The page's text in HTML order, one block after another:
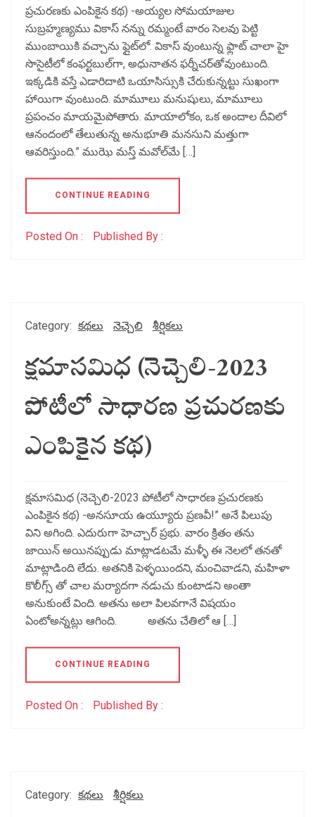
ప్రచురణకు ఎంపికైన కథ) -అయ్యల సోమయాజుల
సుబ్రహ్మణ్యము వికాస్‌ నన్ను రమ్మంటే వారం సెలవు పెట్టి
ముంబాయికి వచ్చాను ఫ్లైట్‌లో. వికాస్‌ వుంటున్న ఫ్లాట్‌ చాలా హై
సొసైటీలో కంఫర్టబుల్‌గా, అధునాతన ఫర్నీచర్‌తోవుంటుంది.
ఇక్కడికి వస్తే ఎడారిదాటి ఒయాసిస్సుకి చేరుకున్నట్టు సుఖంగా
హాయిగా వుంటుంది. మామూలు మనుషులు, మామూలు
ప్రపంచం మాయమైపోతారు. మాయాలోకం, ఒక అందాల దీవిలో
ఆనందంలో తేలుతున్న అనుభూతి మనసుని మత్తుగా
ఆవరిస్తుంది.” ముఝె మస్త్‌ మవోల్‌మే […]
CONTINUE READING
Posted On : Published By :
Category: కథలు నెచ్చెలి శీర్షికలు
క్షమాసమిధ (నెచ్చెలి-2023
పోటీలో సాధారణ ప్రచురణకు
ఎంపికైన కథ)
క్షమాసమిధ (నెచ్చెలి-2023 పోటీలో సాధారణ ప్రచురణకు
ఎంపికైన కథ) -అనసూయ ఉయ్యూరు ప్రణవీ!” అనే పిలుపు
విని అగింది. ఎదురుగా హెచ్చార్ ప్రభు. వారం క్రితం తను
జాయిన్ అయినప్పుడు మాట్లాడటమే మళ్ళీ ఈ నెలలో తనతో
మాట్లాడింది లేదు. అతనికి పెళ్ళయిందని‌, మంచివాడని,‌ మహిళా
కొలీగ్స్ తో చాల మర్యాదగా నడుచు కుంటాడని అంతా
అనుకుంటే వింది‌‌. అతను అలా పిలవగానే విషయం
ఏంటోఅన్నట్లు ఆగింది. అతను చేతిలో ఆ […]
CONTINUE READING
Posted On : Published By :
Category: కథలు శీర్షికలు